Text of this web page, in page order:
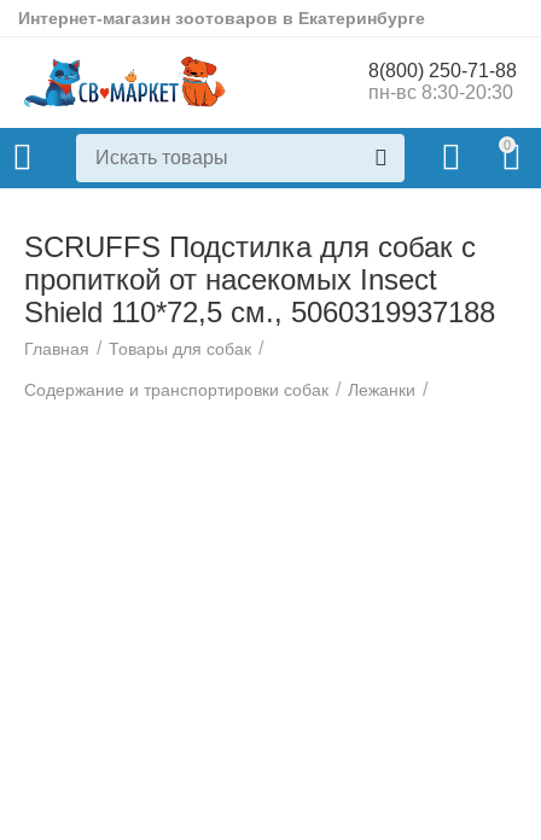
Интернет-магазин зоотоваров в Екатеринбурге
8(800) 250-71-88
пн-вс 8:30-20:30
0
SCRUFFS Подстилка для собак с
пропиткой от насекомых Insect
Shield 110*72,5 см., 5060319937188
Главная / Товары для собак /
Содержание и транспортировки собак / Лежанки /